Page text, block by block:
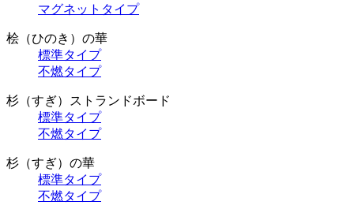
マグネットタイプ
桧（ひのき）の華
標準タイプ
不燃タイプ
杉（すぎ）ストランドボード
標準タイプ
不燃タイプ
杉（すぎ）の華
標準タイプ
不燃タイプ